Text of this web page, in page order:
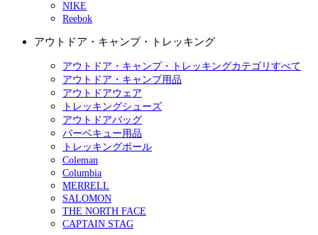
NIKE
Reebok
アウトドア・キャンプ・トレッキング
アウトドア・キャンプ・トレッキングカテゴリすべて
アウトドア・キャンプ用品
アウトドアウェア
トレッキングシューズ
アウトドアバッグ
バーベキュー用品
トレッキングポール
Coleman
Columbia
MERRELL
SALOMON
THE NORTH FACE
CAPTAIN STAG